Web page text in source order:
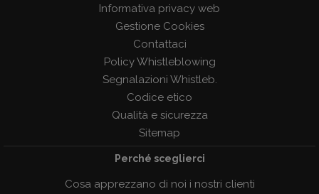
Informativa privacy web
Gestione Cookies
Contattaci
Policy Whistleblowing
Segnalazioni Whistleb.
Codice etico
Qualità e sicurezza
Sitemap
Perché sceglierci
Cosa apprezzano di noi i nostri clienti